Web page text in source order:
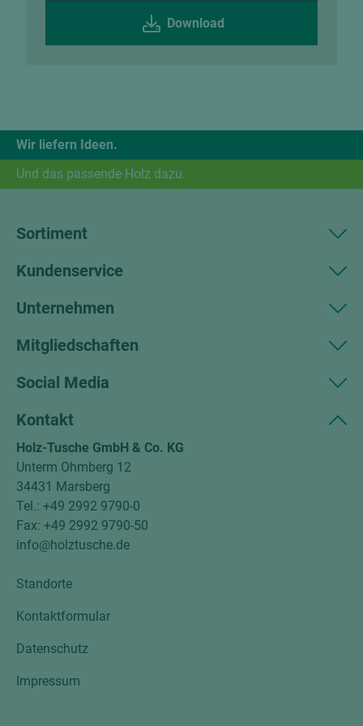
Download
Wir liefern Ideen.
Und das passende Holz dazu.
Sortiment
Kundenservice
Unternehmen
Mitgliedschaften
Social Media
Kontakt
Holz-Tusche GmbH & Co. KG
Unterm Ohmberg 12
34431 Marsberg
Tel.: +49 2992 9790-0
Fax: +49 2992 9790-50
info@holztusche.de
Standorte
Kontaktformular
Datenschutz
Impressum